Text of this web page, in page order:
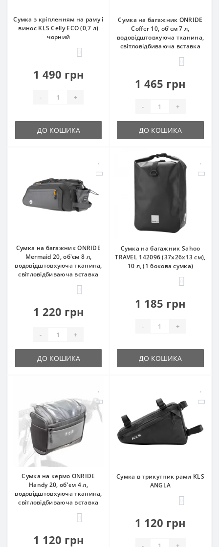
Сумка з кріпленням на раму і
винос KLS Celly ECO (0,7 л)
чорний
1 490 грн
- +
ДО КОШИКА
Сумка на багажник ONRIDE
Coffer 10, об'єм 7 л,
водовідштовхуюча тканина,
світловідбиваюча вставка
1 465 грн
- +
ДО КОШИКА
Сумка на багажник ONRIDE
Mermaid 20, об'єм 8 л,
водовідштовхуюча тканина,
світловідбиваюча вставка
1 220 грн
- +
ДО КОШИКА
Сумка на багажник Sahoo
TRAVEL 142096 (37x26x13 см),
10 л, (1 бокова сумка)
1 185 грн
- +
ДО КОШИКА
Сумка на кермо ONRIDE
Handy 20, об'єм 4 л,
водовідштовхуюча тканина,
світловідбиваюча вставка
1 120 грн
Сумка в трикутник рами KLS
ANGLA
1 120 грн